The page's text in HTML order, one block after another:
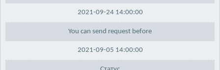
2021-09-24 14:00:00
You can send request before
2021-09-05 14:00:00